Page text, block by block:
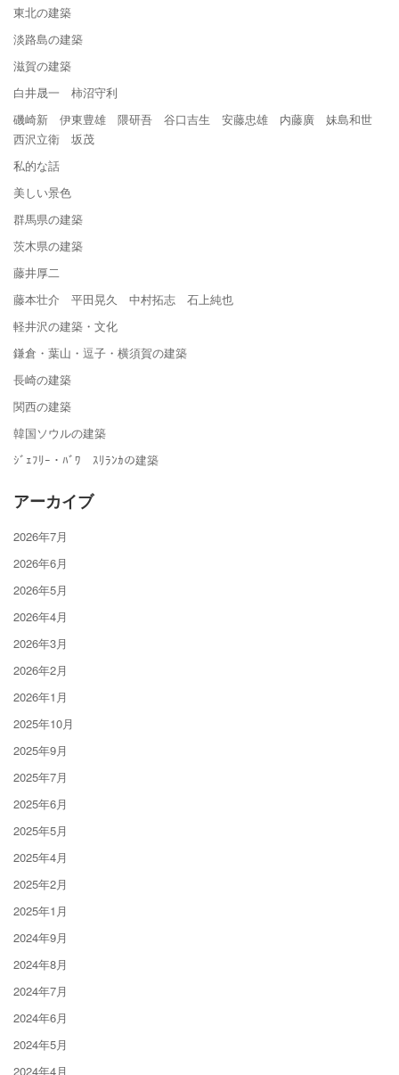
東北の建築
淡路島の建築
滋賀の建築
白井晟一 柿沼守利
磯崎新 伊東豊雄 隈研吾 谷口吉生 安藤忠雄 内藤廣 妹島和世
西沢立衛 坂茂
私的な話
美しい景色
群馬県の建築
茨木県の建築
藤井厚二
藤本壮介 平田晃久 中村拓志 石上純也
軽井沢の建築・文化
鎌倉・葉山・逗子・横須賀の建築
長崎の建築
関西の建築
韓国ソウルの建築
ｼﾞｪﾌﾘｰ・ﾊﾞﾜ ｽﾘﾗﾝｶの建築
アーカイブ
2026年7月
2026年6月
2026年5月
2026年4月
2026年3月
2026年2月
2026年1月
2025年10月
2025年9月
2025年7月
2025年6月
2025年5月
2025年4月
2025年2月
2025年1月
2024年9月
2024年8月
2024年7月
2024年6月
2024年5月
2024年4月